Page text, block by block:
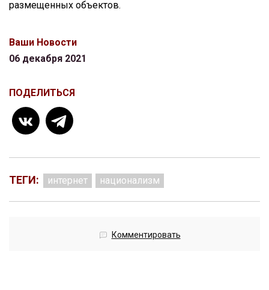
размещенных объектов.
Ваши Новости
06 декабря 2021
ПОДЕЛИТЬСЯ
ТЕГИ: интернет национализм
Комментировать